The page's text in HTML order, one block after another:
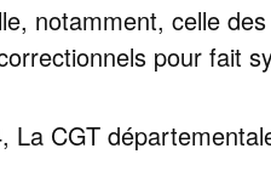
notamment, celle
pour fait
La CGT